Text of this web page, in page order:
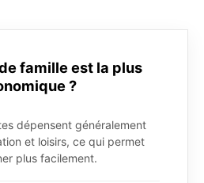
famille est la plus
?
dépensent généralement
et loisirs, ce qui permet
plus facilement.